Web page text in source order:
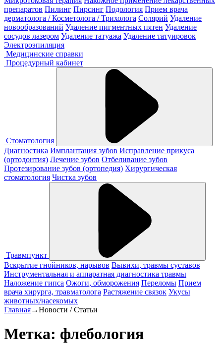
препаратов Пилинг Пирсинг Подология Прием врача
дерматолога / Косметолога / Трихолога Солярий Удаление
новообразований Удаление пигментных пятен Удаление
сосудов лазером Удаление татуажа Удаление татуировок
Электроэпиляция
Медицинские справки
Процедурный кабинет
Стоматология
Диагностика Имплантация зубов Исправление прикуса
(ортодонтия) Лечение зубов Отбеливание зубов
Протезирование зубов (ортопедия) Хирургическая
стоматология Чистка зубов
Травмпункт
Вскрытие гнойников, нарывов Вывихи, травмы суставов
Инструментальная и аппаратная диагностика травмы
Наложение гипса Ожоги, обморожения Переломы Прием
врача хирурга, травматолога Растяжение связок Укусы
животных/насекомых
Главная→Новости / Статьи
Метка: флебология